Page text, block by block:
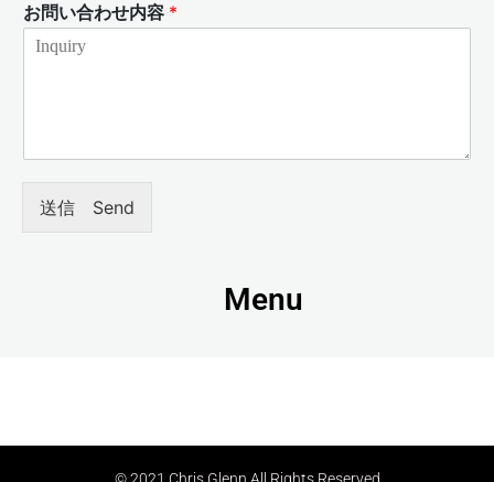
お問い合わせ内容 *
送信 Send
Menu